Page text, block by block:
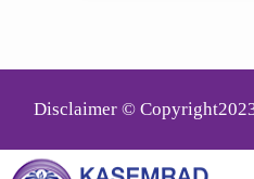
Disclaimer ©